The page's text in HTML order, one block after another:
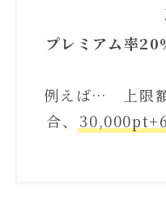
プレミアム率20
例えば… 上限
合、